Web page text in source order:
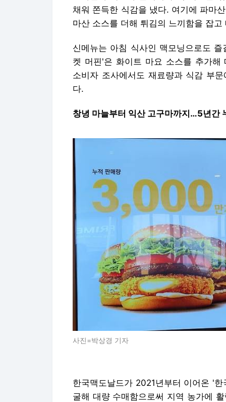
채워 쫀득한 식감을 냈다. 여기에 파마
마산 소스를 더해 튀김의 느끼함을 잡
신메뉴는 아침 식사인 맥모닝으로도
켓 머핀'은 화이트 마요 소스를 추가해
소비자 조사에서도 재료량과 식감 부
다.
창녕 마늘부터 익산 고구마까지…5년간
사진=박상경 기자
한국맥도날드가 2021년부터 이어온 '
굴해 대량 수매함으로써 지역 농가에